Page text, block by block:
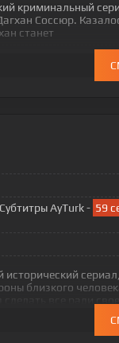
криминальный
Соссюр.
станет
AyTurk - 59
исторический
близкого
все ради